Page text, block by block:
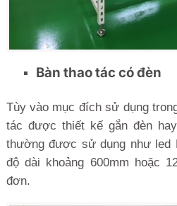
Bàn thao tác có đèn
Tùy vào mục đích sử dụng
tác được thiết kế gắn đèn
thường được sử dụng như led
độ dài khoảng 600mm hoặc
đơn.